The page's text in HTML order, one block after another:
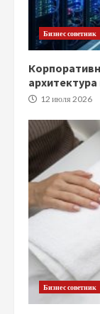
Бизнес советник
12 июля 2026
Бизнес советник